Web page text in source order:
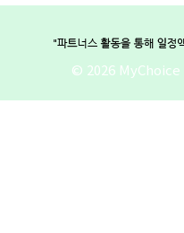
© 2026 MyChoice